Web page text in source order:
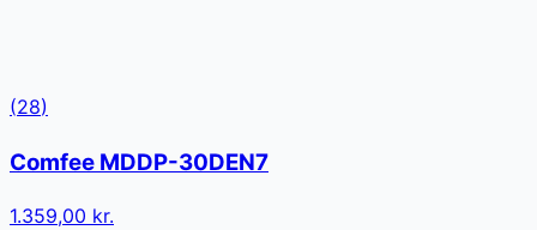
(28)
Comfee MDDP-30DEN7
1.359,00 kr.